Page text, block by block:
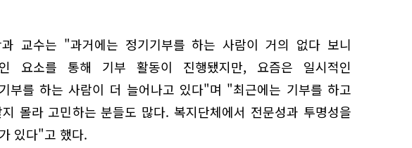
교수는 "과거에는 정기기부를 하는 사람이 거의 없다 보니
인 요소를 통해 기부 활동이 진행됐지만, 요즘은 일시적인
부를 하는 사람이 더 늘어나고 있다"며 "최근에는 기부를 하고
몰라 고민하는 분들도 많다. 복지단체에서 전문성과 투명성을
있다"고 했다.